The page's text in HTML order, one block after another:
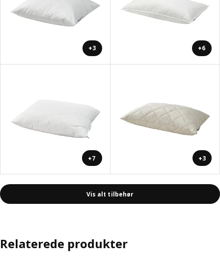
+3 +6
+7 +3
Vis alt tilbehør
Relaterede produkter